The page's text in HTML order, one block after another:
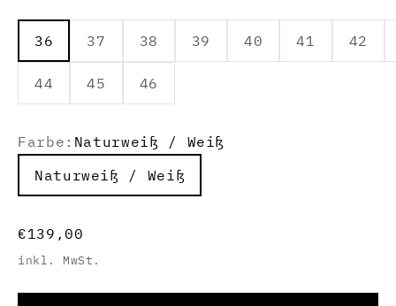
36 37 38 39 40 41 42
44 45 46
Farbe: Naturweiß / Weiß
Naturweiß / Weiß
Angebot
€139,00
inkl. MwSt.